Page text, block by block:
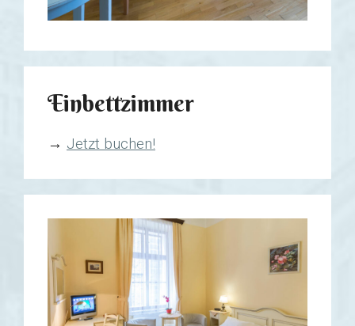
Einbettzimmer
→ Jetzt buchen!